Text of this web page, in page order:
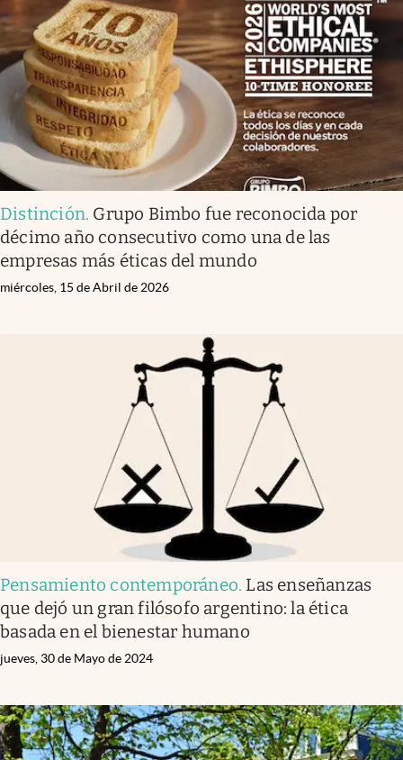
Infotechnology
Clase
Clima
Mundial 2026
Eventos Corporativos
El Cronista Studio
Mediakit
abre en nueva pestaña
Argentina
Distinción. Grupo Bimbo fue reconocida por
décimo año consecutivo como una de las
empresas más éticas del mundo
miércoles, 15 de Abril de 2026
Pensamiento contemporáneo. Las enseñanzas
que dejó un gran filósofo argentino: la ética
basada en el bienestar humano
jueves, 30 de Mayo de 2024